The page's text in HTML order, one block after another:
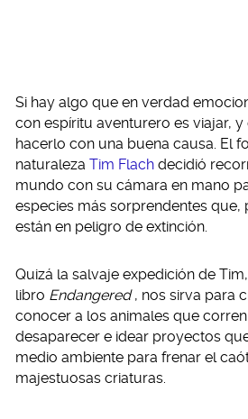
Si hay algo que en verdad
con espíritu aventurero es viajar,
hacerlo con una buena causa. El
naturaleza Tim Flach decidió
mundo con su cámara en mano
especies más sorprendentes que,
están en peligro de extinción.
Quizá la salvaje expedición de
libro Endangered , nos sirva para
conocer a los animales que
desaparecer e idear proyectos
medio ambiente para frenar el
majestuosas criaturas.